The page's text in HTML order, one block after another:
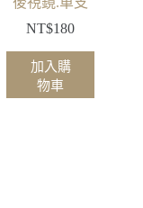
NT$180
加入購
物車